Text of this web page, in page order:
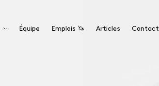
Équipe Emplois 🦄 Articles Contact